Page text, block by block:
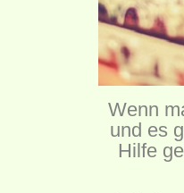
Wenn
und es
Hilfe